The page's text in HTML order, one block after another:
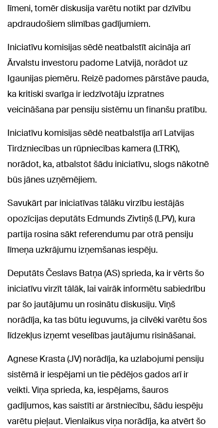
līmeni, tomēr diskusija varētu notikt par dzīvību
apdraudošiem slimības gadījumiem.
Iniciatīvu komisijas sēdē neatbalstīt aicināja arī
Ārvalstu investoru padome Latvijā, norādot uz
Igaunijas piemēru. Reizē padomes pārstāve pauda,
ka kritiski svarīga ir iedzīvotāju izpratnes
veicināšana par pensiju sistēmu un finanšu pratību.
Iniciatīvu komisijas sēdē neatbalstīja arī Latvijas
Tirdzniecības un rūpniecības kamera (LTRK),
norādot, ka, atbalstot šādu iniciatīvu, slogs nākotnē
būs jānes uzņēmējiem.
Savukārt par iniciatīvas tālāku virzību iestājās
opozīcijas deputāts Edmunds Zivtiņš (LPV), kura
partija rosina sākt referendumu par otrā pensiju
līmeņa uzkrājumu izņemšanas iespēju.
Deputāts Česlavs Batņa (AS) sprieda, ka ir vērts šo
iniciatīvu virzīt tālāk, lai vairāk informētu sabiedrību
par šo jautājumu un rosinātu diskusiju. Viņš
norādīja, ka tas būtu ieguvums, ja cilvēki varētu šos
līdzekļus izņemt veselības jautājumu risināšanai.
Agnese Krasta (JV) norādīja, ka uzlabojumi pensiju
sistēmā ir iespējami un tie pēdējos gados arī ir
veikti. Viņa sprieda, ka, iespējams, šauros
gadījumos, kas saistīti ar ārstniecību, šādu iespēju
varētu pieļaut. Vienlaikus viņa norādīja, ka atvērt šo